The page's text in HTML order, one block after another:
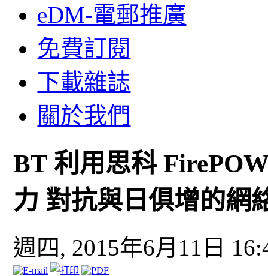
eDM-電郵推廣
免費訂閱
下載雜誌
關於我們
BT 利用思科
力 對抗與日俱增的網
週四, 2015年6月11日